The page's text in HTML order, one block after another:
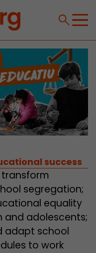
success
segregation;
equality
and adolescents;
adapt school
to work